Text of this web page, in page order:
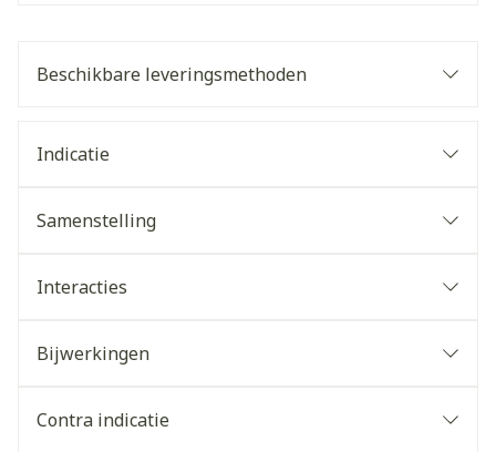
Beschikbare leveringsmethoden
Indicatie
Samenstelling
Interacties
Bijwerkingen
Contra indicatie